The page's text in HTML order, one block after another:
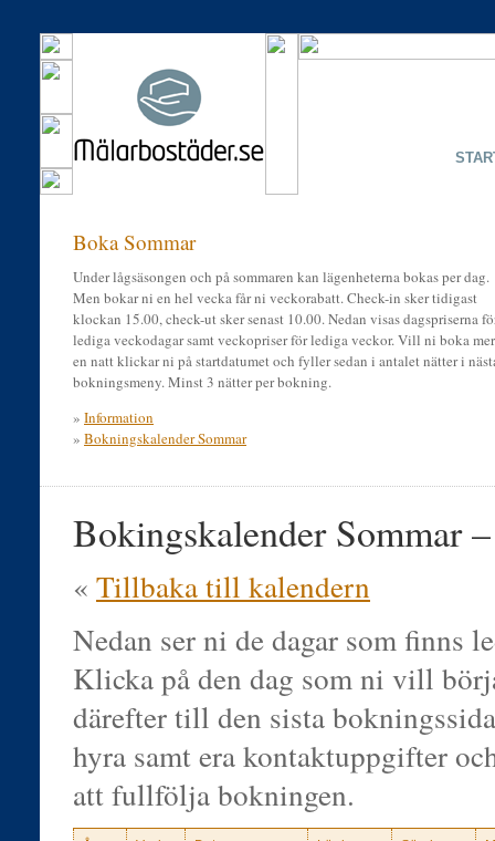
Boka Sommar
Under lågsäsongen och på sommaren kan lägenheterna bokas per dag.
Men bokar ni en hel vecka får ni veckorabatt. Check-in sker tidigast
klockan 15.00, check-ut sker senast 10.00. Nedan visas dagspriserna
lediga veckodagar samt veckopriser för lediga veckor. Vill ni boka
en natt klickar ni på startdatumet och fyller sedan i antalet nätter i
bokningsmeny. Minst 3 nätter per bokning.
» Information
» Bokningskalender Sommar
Bokingskalender Sommar
« Tillbaka till kalendern
Nedan ser ni de dagar som finns
Klicka på den dag som ni vill
därefter till den sista
hyra samt era kontaktuppgifter
att fullfölja bokningen.